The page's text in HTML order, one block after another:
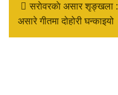
सराेवरकाे असार शृङ्खला :
असारे गीतमा दोहोरी घन्काइयो